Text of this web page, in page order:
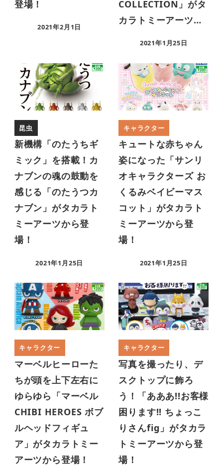
登場！
2021年2月1日
COLLECTION」がタ
カラトミーアーツ…
2021年1月25日
昆虫
新機構「のたうちギ
ミック」を搭載！カ
ナブンの魂の鼓動を
感じる「のたうつカ
ナブン」がタカラト
ミーアーツから登
場！
2021年1月25日
キャラクター
キュートな赤ちゃん
姿になった「サンリ
オキャラクターズ お
くるみベイビーマス
コット」がタカラト
ミーアーツから登
場！
2021年1月25日
キャラクター
マーベルヒーローた
ちが頭を上下左右に
ゆらゆら「マーベル
CHIBI HEROES ボブ
ルヘッドフィギュ
ア」がタカラトミー
アーツから登場！
キャラクター
写真を撮ったり、デ
スクトップに飾ろ
う！「あああ!!お客様
困ります!! ちょっこ
りさんfig」がタカラ
トミーアーツから登
場！